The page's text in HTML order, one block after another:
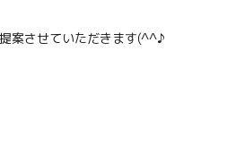
案させていただきます(^^♪